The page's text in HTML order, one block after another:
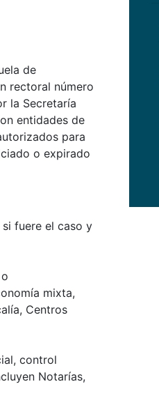
de
rectoral número
la Secretaría
entidades de
para
o expirado
fuere el caso y
mixta,
Centros
control
Notarías,